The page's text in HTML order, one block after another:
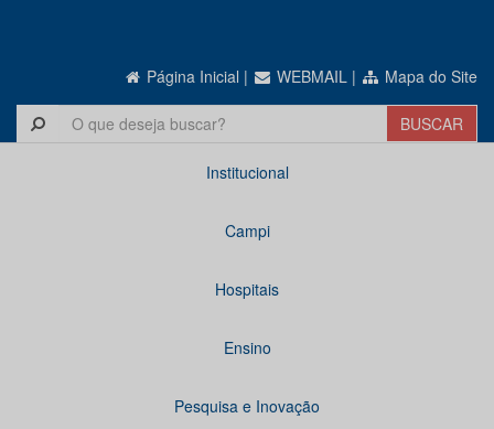
Página Inicial | WEBMAIL | Mapa do Site
Institucional
Campi
Hospitais
Ensino
Pesquisa e Inovação